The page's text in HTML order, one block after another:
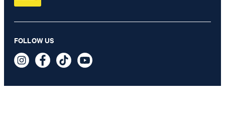
Sweatshirt Talesia in Hellblau
CHF 109.95
inkl. MwSt
FOLLOW US